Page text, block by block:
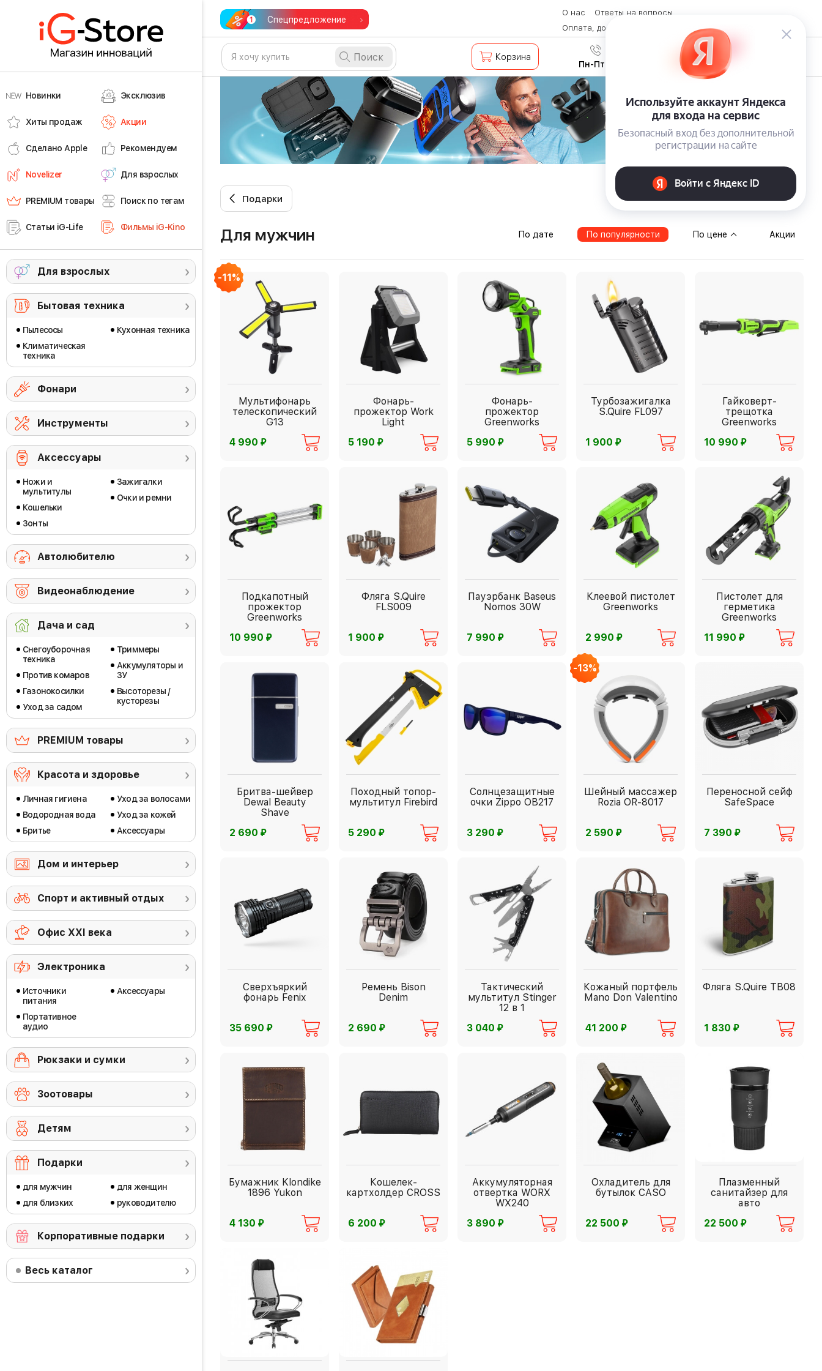
Новинки Эксклюзив
Хиты продаж Акции
Сделано Apple Рекомендуем
Novelizer Для взрослых
PREMIUM товары Поиск по тегам
Статьи iG-Life Фильмы iG-Kino
Для взрослых
Бытовая техника
Пылесосы
Климатическая
техника
Кухонная техника
Фонари
Инструменты
Аксессуары
Ножи и
мультитулы
Кошельки
Зонты
Зажигалки
Очки и ремни
Автолюбителю
Видеонаблюдение
Дача и сад
Снегоуборочная
техника
Против комаров
Газонокосилки
Уход за садом
Триммеры
Аккумуляторы и
ЗУ
Высоторезы /
кусторезы
PREMIUM товары
Красота и здоровье
Личная гигиена
Водородная вода
Бритье
Уход за волосами
Уход за кожей
Аксессуары
Дом и интерьер
Спорт и активный отдых
Офис ХХI века
Электроника
Источники
питания
Портативное
аудио
Аксессуары
Рюкзаки и сумки
Зоотовары
Детям
Подарки
для мужчин
для близких
для женщин
руководителю
Корпоративные подарки
Весь каталог
Спецпредложение
О нас
Ответы на вопросы
Оплата, доставка и возврат товара
Контакты
Поиск Корзина 8 (800) 600-28-07
Пн-Пт с 9:00 до 19:00
Подарки
для мужчин По дате По популярности По цене Акции
-11%
Мультифонарь
телескопический
G13
4 990 ⃏
Фонарь-
прожектор Work
Light
5 190 ⃏
Фонарь-
прожектор
Greenworks
5 990 ⃏
Турбозажигалка
S.Quire FL097
1 900 ⃏
Гайковерт-
трещотка
Greenworks
10 990 ⃏
Подкапотный
прожектор
Greenworks
10 990 ⃏
Фляга S.Quire
FLS009
1 900 ⃏
Пауэрбанк Baseus
Nomos 30W
7 990 ⃏
Клеевой пистолет
Greenworks
2 990 ⃏
Пистолет для
герметика
Greenworks
11 990 ⃏
Бритва-шейвер
Dewal Beauty
Shave
2 690 ⃏
Походный топор-
мультитул Firebird
5 290 ⃏
Солнцезащитные
очки Zippo OB217
3 290 ⃏
-13%
Шейный массажер
Rozia OR-8017
2 590 ⃏
Переносной сейф
SafeSpace
7 390 ⃏
Сверхъяркий
фонарь Fenix
35 690 ⃏
Ремень Bison
Denim
2 690 ⃏
Тактический
мультитул Stinger
12 в 1
3 040 ⃏
Кожаный портфель
Mano Don Valentino
41 200 ⃏
Фляга S.Quire TB08
1 830 ⃏
Бумажник Klondike
1896 Yukon
4 130 ⃏
Кошелек-
картхолдер CROSS
6 200 ⃏
Аккумуляторная
отвертка WORX
WX240
3 890 ⃏
Охладитель для
бутылок CASO
22 500 ⃏
Плазменный
санитайзер для
авто
22 500 ⃏